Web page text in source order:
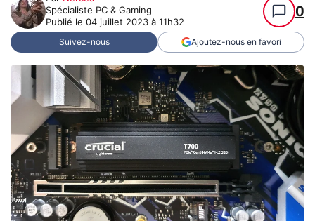
Spécialiste PC & Gaming
Publié le 04 juillet 2023 à 11h32
0
Suivez-nous Ajoutez-nous en favori